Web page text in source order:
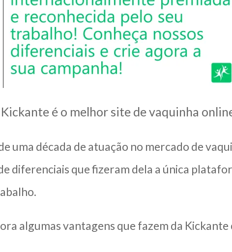
é o melhor site de vaquinha
uma década de atuação no mercado de
diferenciais que fizeram dela a única
algumas vantagens que fazem da